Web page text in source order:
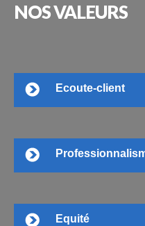
NOSVALEURS
Ecoute-client
Equité